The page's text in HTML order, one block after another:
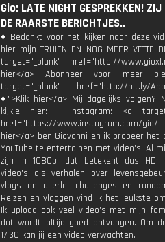
Gio: LATE NIGHT GESPREKKEN!
DE RAARSTE BERICHTJES..
♦ Bedankt voor het kijken naar deze
hier mijn TRUIEN EN NOG MEER VETTE
target="_blank" href="http://
hier</a> Abonneer voor meer
target="_blank" href="http://bit.ly/
♦">Klik hier</a> Mij dagelijks volgen?
kijkje hier: - Instagram: <a
href="https://www.instagram.com/
hier</a> ben Giovanni en ik probeer het
YouTube te entertainen met video's! Al
zijn in 1080p, dat betekent dus HD!
video's als verhalen over
vlogs en allerlei challenges en
Reizen en vloggen vind ik het leukste
Ik upload ook veel video's met mijn
dat wordt altijd goed ontvangen. Om
17:30 kan jij een video verwachten.